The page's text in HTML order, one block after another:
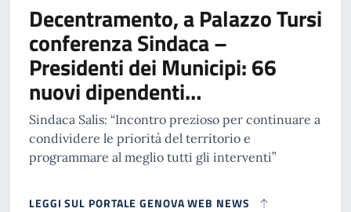
Decentramento, a Palazzo Tursi
conferenza Sindaca –
Presidenti dei Municipi: 66
nuovi dipendenti…
Sindaca Salis: “Incontro prezioso per continuare a
condividere le priorità del territorio e
programmare al meglio tutti gli interventi”
LEGGI SUL PORTALE GENOVA WEB NEWS